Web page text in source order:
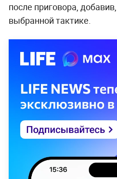
после приговора,
выбранной тактике.